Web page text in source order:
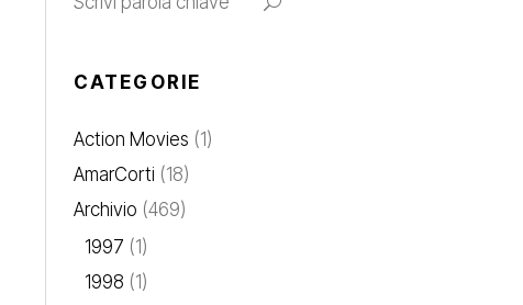
CATEGORIE
Action Movies (1)
AmarCorti (18)
Archivio (469)
1997 (1)
1998 (1)